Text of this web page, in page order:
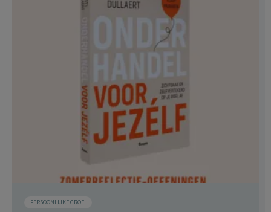
PERSOONLIJKE GROEI